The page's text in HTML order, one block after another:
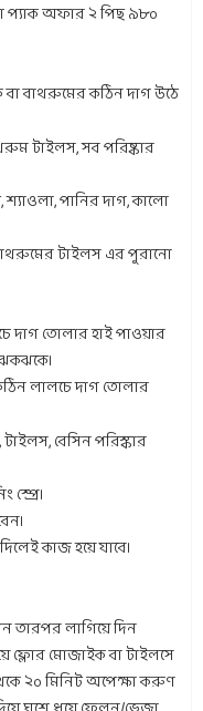
প্যাক অফার ২ পিছ ৯৮০
বাথরুমের কঠিন দাগ উঠে
টাইলস, সব পরিষ্কার
পানির দাগ, কালো
টাইলস এর পুরানো
দাগ তোলার হাই পাওয়ার
লালচে দাগ তোলার
বেসিন পরিস্কার
কাজ হয়ে যাবে।
তারপর লাগিয়ে দিন
ফ্লোর মোজাইক বা টাইলসে
২০ মিনিট অপেক্ষা করুণ